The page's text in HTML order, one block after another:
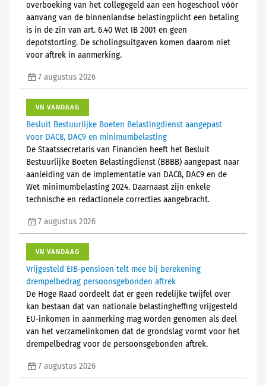
overboeking van het collegegeld aan een hogeschool vóór
aanvang van de binnenlandse belastingplicht een betaling
is in de zin van art. 6.40 Wet IB 2001 en geen
depotstorting. De scholingsuitgaven komen daarom niet
voor aftrek in aanmerking.
7 augustus 2026
VN VANDAAG
Besluit Bestuurlijke Boeten Belastingdienst aangepast
voor DAC8, DAC9 en minimumbelasting
De Staatssecretaris van Financiën heeft het Besluit
Bestuurlijke Boeten Belastingdienst (BBBB) aangepast naar
aanleiding van de implementatie van DAC8, DAC9 en de
Wet minimumbelasting 2024. Daarnaast zijn enkele
technische en redactionele correcties aangebracht.
7 augustus 2026
VN VANDAAG
Vrijgesteld EIB-pensioen telt mee bij berekening
drempelbedrag persoonsgebonden aftrek
De Hoge Raad oordeelt dat er geen redelijke twijfel over
kan bestaan dat van nationale belastingheffing vrijgesteld
EU-inkomen in aanmerking mag worden genomen als deel
van het verzamelinkomen dat de grondslag vormt voor het
drempelbedrag voor de persoonsgebonden aftrek.
7 augustus 2026